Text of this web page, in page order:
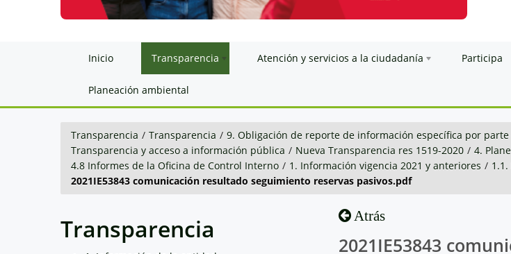
Inicio Transparencia Atención y servicios a la ciudadanía Participa
Planeación ambiental
Transparencia / Transparencia / 9. Obligación de reporte de información específica por
Transparencia y acceso a información pública / Nueva Transparencia res 1519-2020 / 4.
4.8 Informes de la Oficina de Control Interno / 1. Información vigencia 2021 y anteriores /
2021IE53843 comunicación resultado seguimiento reservas pasivos.pdf
Transparencia Atrás
2021IE53843